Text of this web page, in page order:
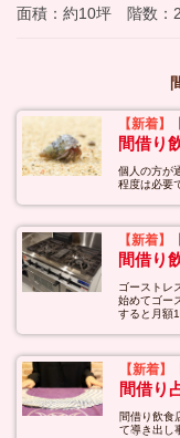
面積：約10坪 階数：
【新着】
間借り
個人の方が
程度は必要
【新着】
間借り
ゴーストレ
始めてゴー
すると月額
【新着】
間借り
間借り飲食
て導き出し